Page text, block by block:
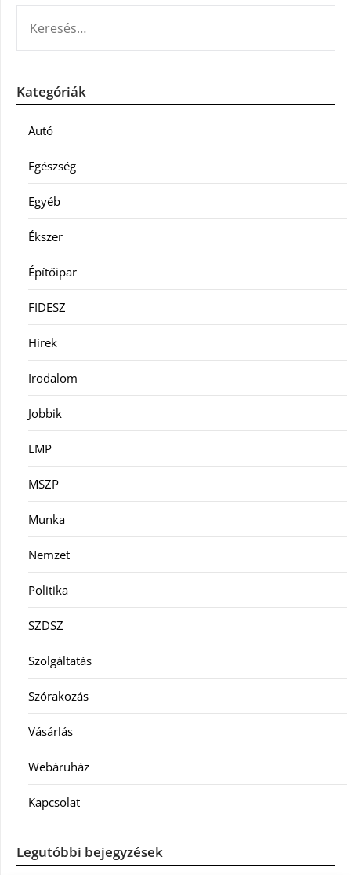
Kategóriák
Autó
Egészség
Egyéb
Ékszer
Építőipar
FIDESZ
Hírek
Irodalom
Jobbik
LMP
MSZP
Munka
Nemzet
Politika
SZDSZ
Szolgáltatás
Szórakozás
Vásárlás
Webáruház
Kapcsolat
Legutóbbi bejegyzések